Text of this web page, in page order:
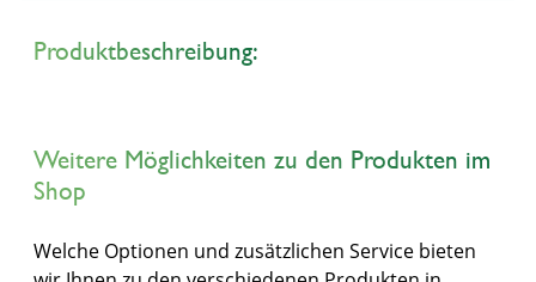
Produktbeschreibung:
Weitere Möglichkeiten zu den Produkten im
Shop
Welche Optionen und zusätzlichen Service bieten